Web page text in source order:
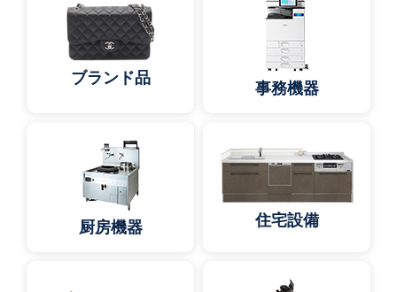
ブランド品
事務機器
厨房機器 住宅設備